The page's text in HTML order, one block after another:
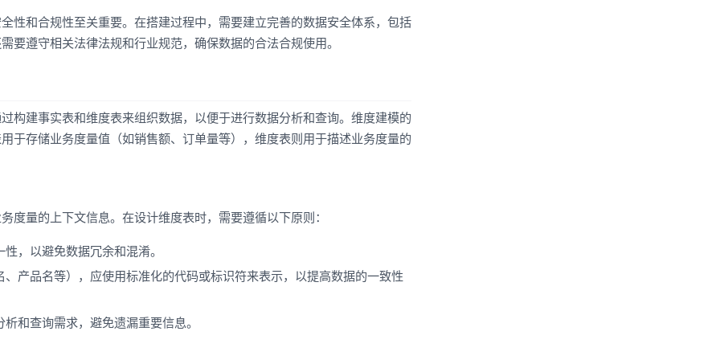
性和合规性至关重要。在搭建过程中，需要建立完善的数据安全体系，包括
要遵守相关法律法规和行业规范，确保数据的合法合规使用。
构建事实表和维度表来组织数据，以便于进行数据分析和查询。维度建模的
于存储业务度量值（如销售额、订单量等），维度表则用于描述业务度量的
度量的上下文信息。在设计维度表时，需要遵循以下原则：
，以避免数据冗余和混淆。
产品名等），应使用标准化的代码或标识符来表示，以提高数据的一致性
和查询需求，避免遗漏重要信息。